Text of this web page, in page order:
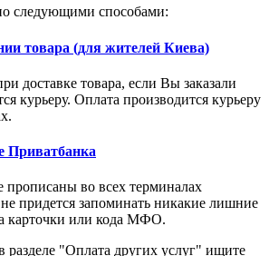
следующими способами:
товара (для жителей Киева)
доставке товара, если Вы заказали
курьеру. Оплата производится курьеру
Приватбанка
во всех терминалах
придется запоминать никакие лишние
карточки или кода МФО.
"Оплата других услуг" ищите